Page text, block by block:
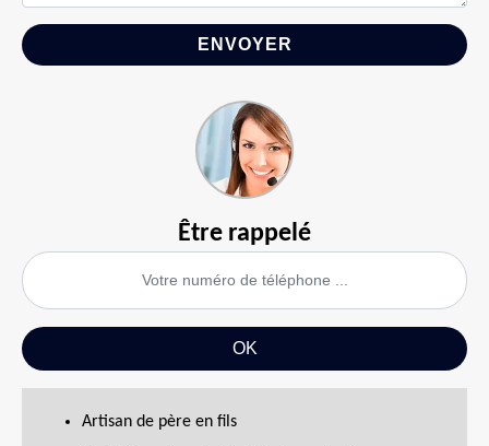
Être rappelé
Artisan de père en fils